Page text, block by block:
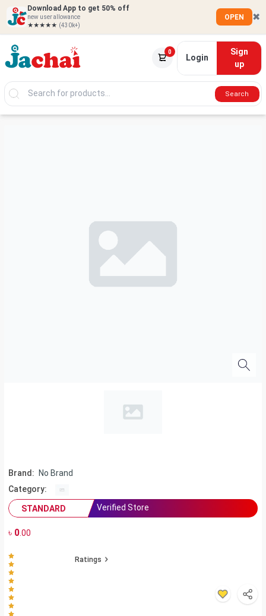
Download App to get 50% off
new user allowance
★★★★★ (430k+)
OPEN ✖
0
Login
Sign
up
Search
Brand:
No Brand
Category:
STANDARD
Verified Store
৳ 0.00
Ratings